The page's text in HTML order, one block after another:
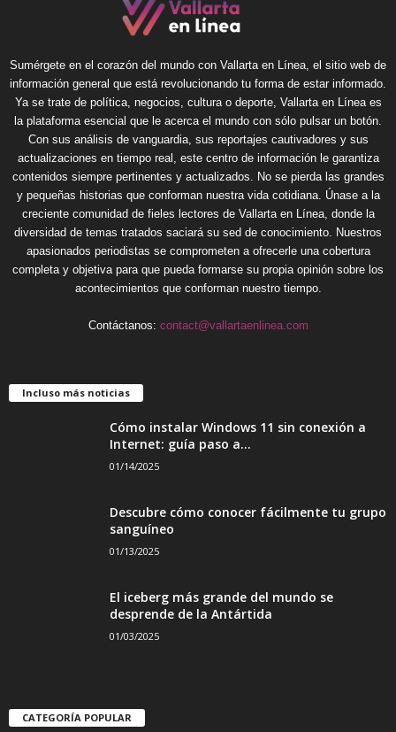
Sumérgete en el corazón del mundo con Vallarta en Línea, el sitio web de
información general que está revolucionando tu forma de estar informado.
Ya se trate de política, negocios, cultura o deporte, Vallarta en Línea es
la plataforma esencial que le acerca el mundo con sólo pulsar un botón.
Con sus análisis de vanguardia, sus reportajes cautivadores y sus
actualizaciones en tiempo real, este centro de información le garantiza
contenidos siempre pertinentes y actualizados. No se pierda las grandes
y pequeñas historias que conforman nuestra vida cotidiana. Únase a la
creciente comunidad de fieles lectores de Vallarta en Línea, donde la
diversidad de temas tratados saciará su sed de conocimiento. Nuestros
apasionados periodistas se comprometen a ofrecerle una cobertura
completa y objetiva para que pueda formarse su propia opinión sobre los
acontecimientos que conforman nuestro tiempo.
Contáctanos: contact@vallartaenlinea.com
Incluso más noticias
Cómo instalar Windows 11 sin conexión a
Internet: guía paso a...
01/14/2025
Descubre cómo conocer fácilmente tu grupo
sanguíneo
01/13/2025
El iceberg más grande del mundo se
desprende de la Antártida
01/03/2025
CATEGORÍA POPULAR